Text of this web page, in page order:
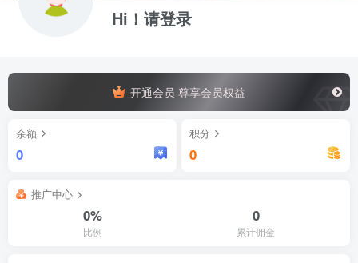
Hi！请登录
开通会员 尊享会员权益
余额
0
积分
0
推广中心
0%
比例
0
累计佣金